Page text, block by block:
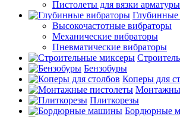
Пистолеты для вязки арматуры
Глубинные
Высокочастотные вибраторы
Механические вибраторы
Пневматические вибраторы
Бензобуры
Коперы для
Плиткорезы
Бордюрные